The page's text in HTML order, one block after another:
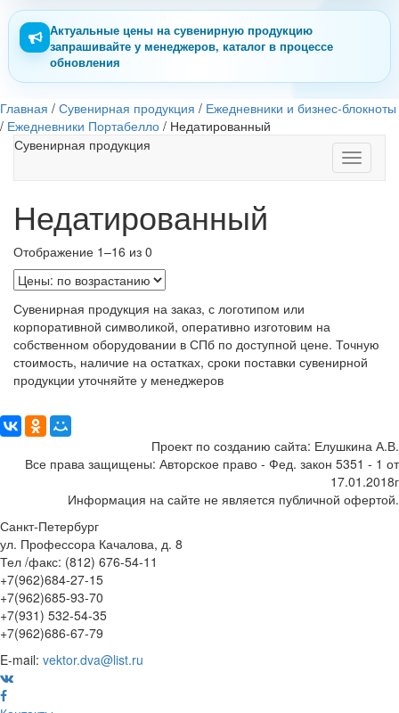
Актуальные цены на сувенирную продукцию
запрашивайте у менеджеров, каталог в процессе
обновления
Главная / Сувенирная продукция / Ежедневники и бизнес-блокноты
/ Ежедневники Портабелло / Недатированный
Toggle
Сувенирная продукция
Недатированный
Отображение 1–16 из 0
Сувенирная продукция на заказ, с логотипом или
корпоративной символикой, оперативно изготовим на
собственном оборудовании в СПб по доступной цене. Точную
стоимость, наличие на остатках, сроки поставки сувенирной
продукции уточняйте у менеджеров
Проект по созданию сайта: Елушкина А.В.
Все права защищены: Авторское право - Фед. закон 5351 - 1 от
17.01.2018г
Информация на сайте не является публичной офертой.
Санкт-Петербург
ул. Профессора Качалова, д. 8
Тел /факс: (812) 676-54-11
+7(962)684-27-15
+7(962)685-93-70
+7(931) 532-54-35
+7(962)686-67-79
E-mail: vektor.dva@list.ru